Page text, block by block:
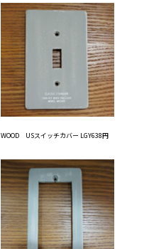
WOOD USスイッチカバー LGY638円